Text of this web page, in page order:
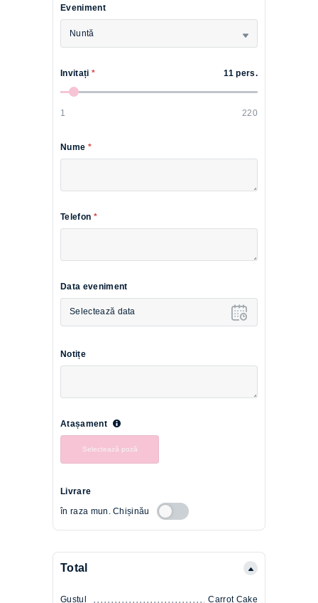
Eveniment
Nuntă
Invitați * 11 pers.
1 220
Nume *
Telefon *
Data eveniment
Selectează data
Notițe
Atașament
Selectează poză
Livrare
în raza mun. Chișinău
Total
Gustul
Carrot Cake